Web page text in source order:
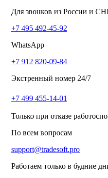
Для звонков из России и
+7 495 492-45-92
WhatsApp
+7 912 820-09-84
Экстренный номер 24/7
+7 499 455-14-01
Только при отказе
По всем вопросам
support@tradesoft.pro
Работаем только в будние